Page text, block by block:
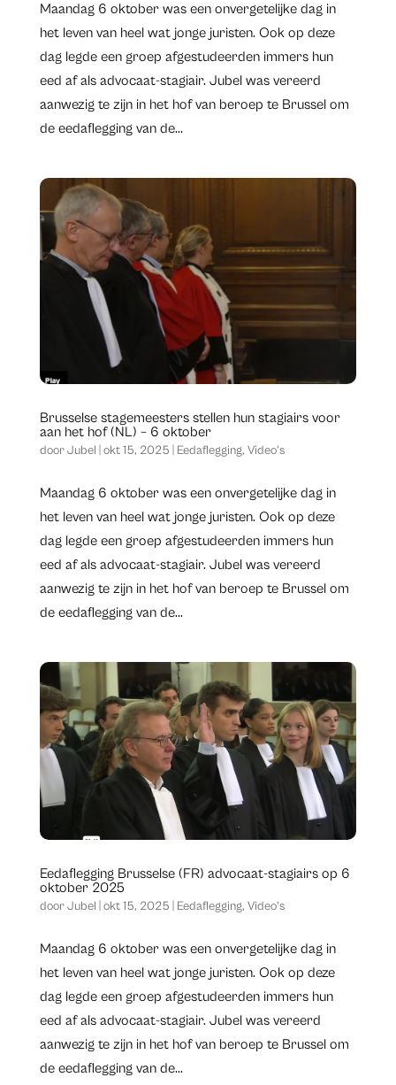
Maandag 6 oktober was een onvergetelijke dag in
het leven van heel wat jonge juristen. Ook op deze
dag legde een groep afgestudeerden immers hun
eed af als advocaat-stagiair. Jubel was vereerd
aanwezig te zijn in het hof van beroep te Brussel om
de eedaflegging van de...
Brusselse stagemeesters stellen hun stagiairs voor
aan het hof (NL) – 6 oktober
doorJubel okt 15, 2025 Eedaflegging, Video's
Maandag 6 oktober was een onvergetelijke dag in
het leven van heel wat jonge juristen. Ook op deze
dag legde een groep afgestudeerden immers hun
eed af als advocaat-stagiair. Jubel was vereerd
aanwezig te zijn in het hof van beroep te Brussel om
de eedaflegging van de...
Eedaflegging Brusselse (FR) advocaat-stagiairs op 6
oktober 2025
doorJubel okt 15, 2025 Eedaflegging, Video's
Maandag 6 oktober was een onvergetelijke dag in
het leven van heel wat jonge juristen. Ook op deze
dag legde een groep afgestudeerden immers hun
eed af als advocaat-stagiair. Jubel was vereerd
aanwezig te zijn in het hof van beroep te Brussel om
de eedaflegging van de...